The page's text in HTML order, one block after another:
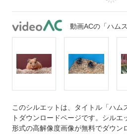
動画ACの「ハム
このシルエットは、タイトル「ハム
トダウンロードページです。シルエ
形式の高解像度画像が無料でダウン